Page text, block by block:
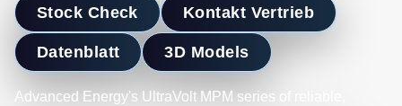
Stock Check Kontakt Vertrieb
Datenblatt 3D Models
Advanced Energy's UltraVolt MPM series of reliable,